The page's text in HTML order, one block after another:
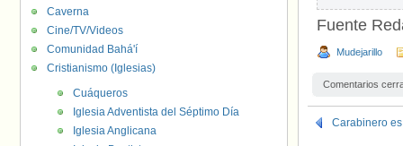
Fuente
Mudejarillo
Comentarios
Carabinero
Caverna
Cine/TV/Videos
Comunidad Bahá'í
Cristianismo (Iglesias)
Cuáqueros
Iglesia Adventista del Séptimo Día
Iglesia Anglicana